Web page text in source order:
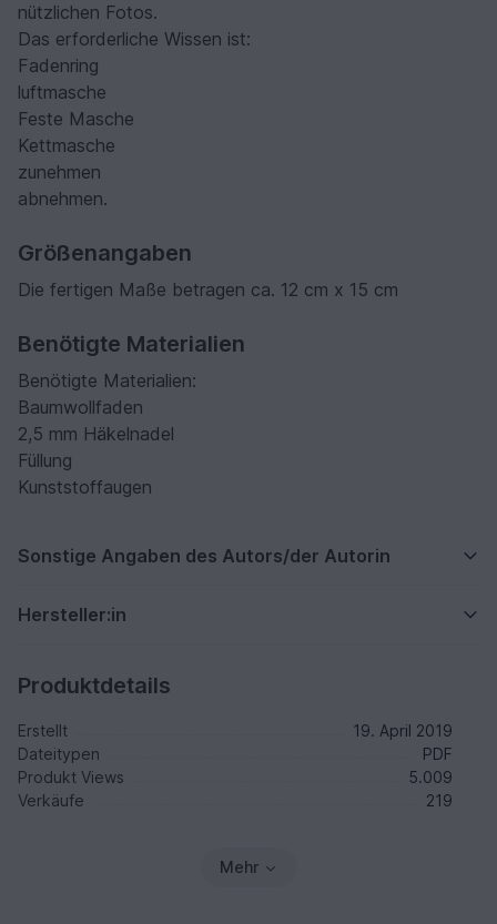
nützlichen Fotos.
Das erforderliche Wissen ist:
Fadenring
luftmasche
Feste Masche
Kettmasche
zunehmen
abnehmen.
Größenangaben
Die fertigen Maße betragen ca. 12 cm x 15 cm
Benötigte Materialien
Benötigte Materialien:
Baumwollfaden
2,5 mm Häkelnadel
Füllung
Kunststoffaugen
Sonstige Angaben des Autors/der Autorin
Hersteller:in
Produktdetails
Erstellt
19. April 2019
Dateitypen
PDF
Produkt Views
5.009
Verkäufe
219
Mehr